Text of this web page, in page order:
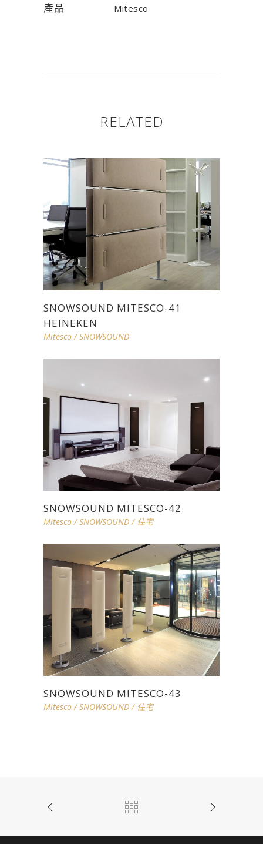
產品 Mitesco
RELATED
SNOWSOUND MITESCO-41
HEINEKEN
Mitesco/SNOWSOUND
SNOWSOUND MITESCO-42
Mitesco/SNOWSOUND/ 住宅
SNOWSOUND MITESCO-43
Mitesco/SNOWSOUND/ 住宅